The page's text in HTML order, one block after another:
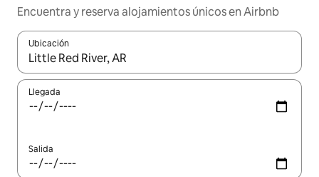
Encuentra y reserva alojamientos únicos en Airbnb
Ubicación
Cuando los resultados estén disponibles, navega con las
Llegada
Salida